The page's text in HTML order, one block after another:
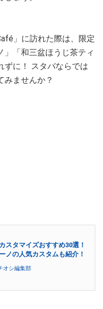
」に訪れた際は、限定
」「和三盆ほうじ茶ティ
ずに！ スタバならでは
みませんか？
スタマイズおすすめ30選！
ノの人気カスタムも紹介！
オシ編集部